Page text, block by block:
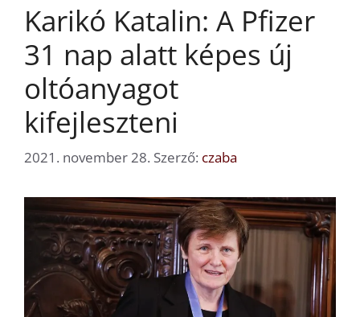
Karikó Katalin: A Pfizer
31 nap alatt képes új
oltóanyagot
kifejleszteni
2021. november 28. Szerző: czaba